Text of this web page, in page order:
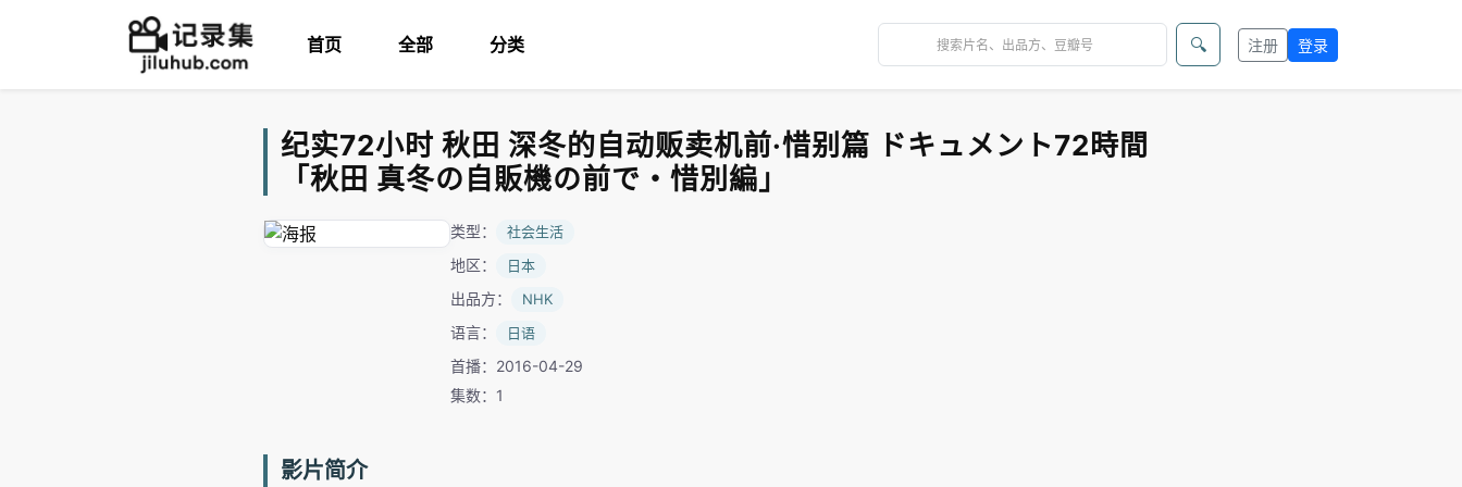
首页 全部 分类 🔍 注册 登录
纪实72小时 秋田 深冬的自动贩卖机前·惜别篇 ドキュメント72時間
「秋田 真冬の自販機の前で・惜別編」
类型： 社会生活
地区： 日本
出品方： NHK
语言： 日语
首播：2016-04-29
集数：1
影片简介